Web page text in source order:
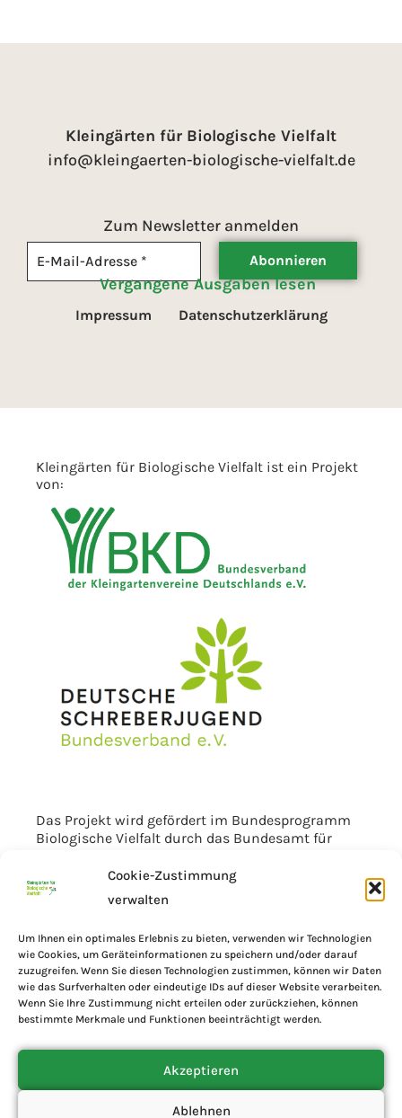
Cookie-Zustimmung
verwalten
Um Ihnen ein optimales Erlebnis zu bieten, verwenden wir Technologien
wie Cookies, um Geräteinformationen zu speichern und/oder darauf
zuzugreifen. Wenn Sie diesen Technologien zustimmen, können wir Daten
wie das Surfverhalten oder eindeutige IDs auf dieser Website verarbeiten.
Wenn Sie Ihre Zustimmung nicht erteilen oder zurückziehen, können
bestimmte Merkmale und Funktionen beeinträchtigt werden.
Akzeptieren
Ablehnen
Kleingärten für Biologische Vielfalt
info@kleingaerten-biologische-vielfalt.de
Zum Newsletter anmelden
Vergangene Ausgaben lesen
Impressum Datenschutzerklärung
Kleingärten für Biologische Vielfalt ist ein Projekt
von:
Das Projekt wird gefördert im Bundesprogramm
Biologische Vielfalt durch das Bundesamt für
für Umwelt, Klimaschutz, Naturschutz und nukleare
Sicherheit.